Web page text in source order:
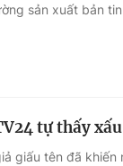
sản xuất bản
tự thấy
giấu tên đã khiến